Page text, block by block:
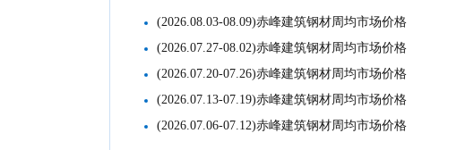
(2026.08.03-08.09)赤峰建筑钢材周均市场价格
(2026.07.27-08.02)赤峰建筑钢材周均市场价格
(2026.07.20-07.26)赤峰建筑钢材周均市场价格
(2026.07.13-07.19)赤峰建筑钢材周均市场价格
(2026.07.06-07.12)赤峰建筑钢材周均市场价格